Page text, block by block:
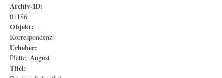
Archiv-ID:
01186
Objekt:
Korrespondenz
Urheber:
Platte, August
Titel: